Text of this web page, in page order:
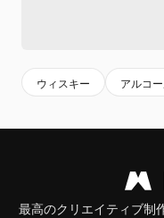
ウィスキー アルコ
最高のクリエイティブ制